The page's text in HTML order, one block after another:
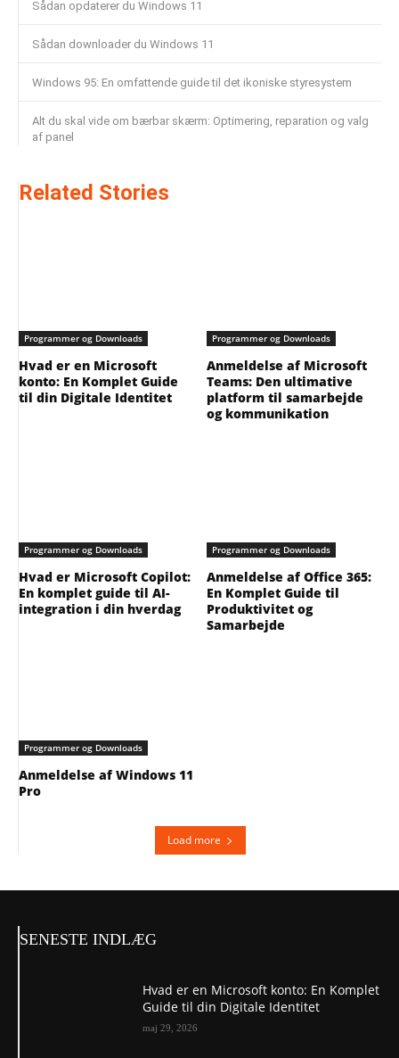
Sådan opdaterer du Windows 11
Sådan downloader du Windows 11
Windows 95: En omfattende guide til det ikoniske styresystem
Alt du skal vide om bærbar skærm: Optimering, reparation og valg
af panel
Related Stories
Programmer og Downloads
Hvad er en Microsoft
konto: En Komplet Guide
til din Digitale Identitet
Programmer og Downloads
Anmeldelse af Microsoft
Teams: Den ultimative
platform til samarbejde
og kommunikation
Programmer og Downloads
Hvad er Microsoft Copilot:
En komplet guide til AI-
integration i din hverdag
Programmer og Downloads
Anmeldelse af Office 365:
En Komplet Guide til
Produktivitet og
Samarbejde
Programmer og Downloads
Anmeldelse af Windows 11
Pro
Load more
SENESTE INDLÆG
Hvad er en Microsoft konto: En Komplet
Guide til din Digitale Identitet
maj 29, 2026